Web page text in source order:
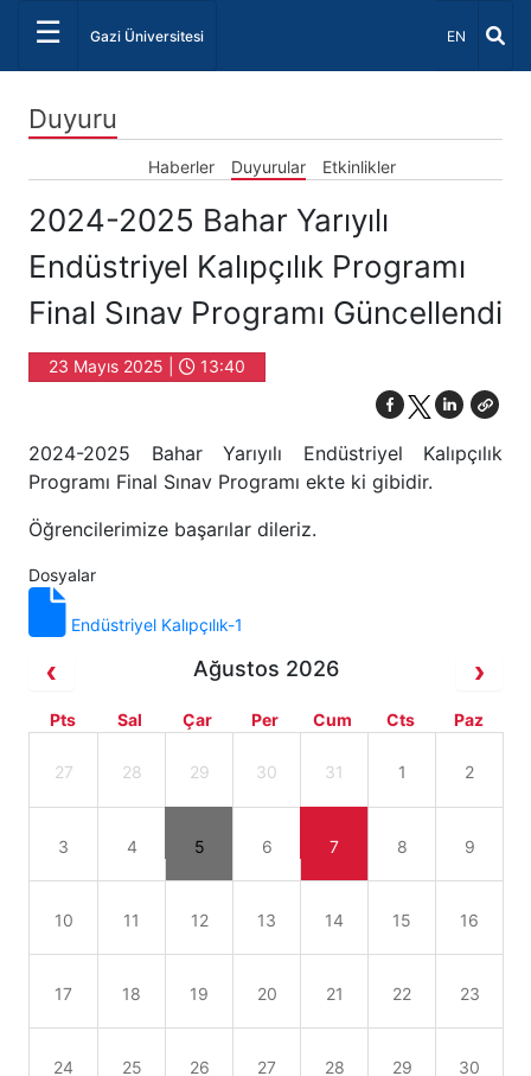
☰ Gazi Üniversitesi Dil Seçiniz
EN
Duyuru
Haberler Duyurular Etkinlikler
2024-2025 Bahar Yarıyılı
Endüstriyel Kalıpçılık Programı
Final Sınav Programı Güncellendi
23 Mayıs 2025 | 13:40
2024-2025 Bahar Yarıyılı Endüstriyel Kalıpçılık
Programı Final Sınav Programı ekte ki gibidir.
Öğrencilerimize başarılar dileriz.
Dosyalar
Endüstriyel Kalıpçılık-1
Ağustos 2026
Pts Sal Çar Per Cum Cts Paz
27 28 29 30 31 1 2
3 4 5 6 7 8 9
10 11 12 13 14 15 16
17 18 19 20 21 22 23
24 25 26 27 28 29 30